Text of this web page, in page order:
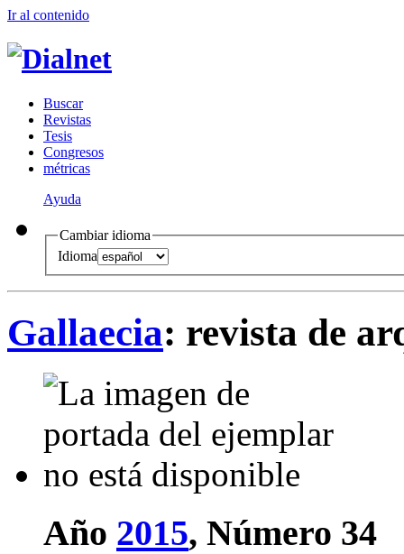
Ir al contenido
Buscar
Revistas
Tesis
Congresos
métricas
Ayuda
Cambiar idioma
Idioma
Gallaecia: revista de
Año 2015, Número 34